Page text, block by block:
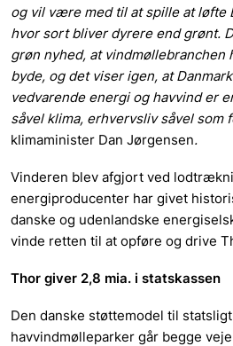
og vil være med til at spille at løfte
hvor sort bliver dyrere end grønt.
grøn nyhed, at
byde, og det viser igen, at
vedvarende energi og havvind er
såvel klima, erhvervsliv såvel som
klimaminister Dan Jørgensen.
Vinderen blev afgjort ved
energiproducenter har givet
danske og udenlandske
vinde retten til at opføre og drive
Thor giver 2,8 mia. i statskassen
Den danske støttemodel til
havvindmølleparker går begge